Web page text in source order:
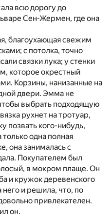
всю дорогу до
Сен-Жермен, где она
благоухающая свежим
с потолка, точно
связки лука; у стенки
которое окрестный
Корзины, нанизанные на
двери. Эмма не
выбрать подходящую
рухнет на тротуар,
позвать кого-нибудь,
одна полная
она занималась с
Покупателем был
в мокром плаще. Он
и кружок деревенского
и решила, что, по
привлекателен.
он.